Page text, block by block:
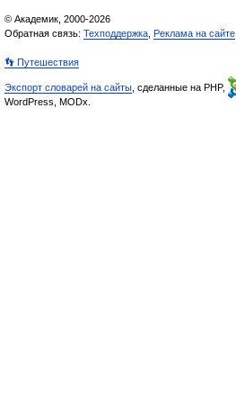
© Академик, 2000-2026
Обратная связь: Техподдержка Реклама на сайте
👣 Путешествия
Экспорт словарей на сайты , сделанные на PHP,
WordPress, MODx.